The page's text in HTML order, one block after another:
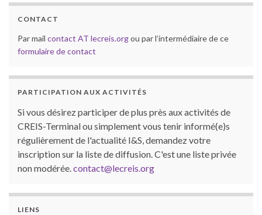
CONTACT
Par mail contact AT lecreis.orgou par l’intermédiaire de ce
formulaire de contact
PARTICIPATION AUX ACTIVITÉS
Si vous désirez participer de plus près aux activités de
CREIS-Terminal ou simplement vous tenir informé(e)s
régulièrement de l'actualité I&S, demandez votre
inscription sur la liste de diffusion. C'est une liste privée
non modérée.contact@lecreis.org
LIENS